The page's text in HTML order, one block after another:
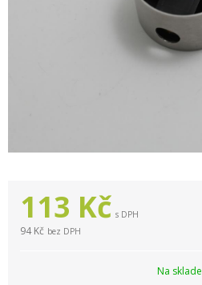
113 Kč s DPH
94 Kč bez DPH
Na sklade